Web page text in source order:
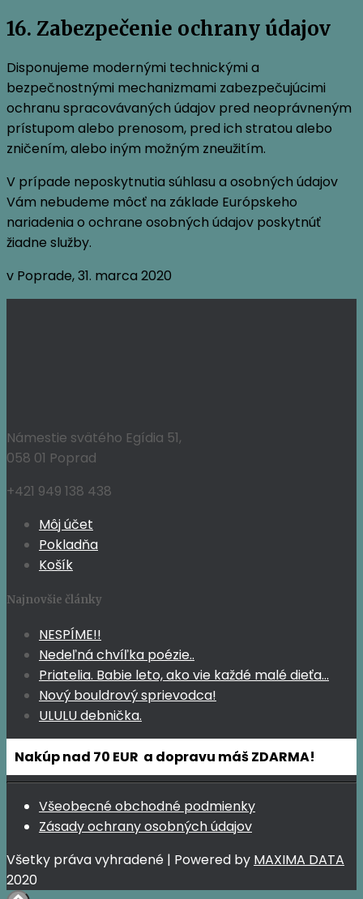
16. Zabezpečenie ochrany údajov
Disponujeme modernými technickými a
bezpečnostnými mechanizmami zabezpečujúcimi
ochranu spracovávaných údajov pred neoprávneným
prístupom alebo prenosom, pred ich stratou alebo
zničením, alebo iným možným zneužitím.
V prípade neposkytnutia súhlasu a osobných údajov
Vám nebudeme môcť na základe Európskeho
nariadenia o ochrane osobných údajov poskytnúť
žiadne služby.
v Poprade, 31. marca 2020
Námestie svätého Egídia 51,
058 01 Poprad
+421 949 138 438
Môj účet
Pokladňa
Košík
Najnovšie články
NESPÍME!!
Nedeľná chvíľka poézie..
Priatelia. Babie leto, ako vie každé malé dieťa…
Nový bouldrový sprievodca!
ULULU debnička.
Nakúp nad 70 EUR a dopravu máš ZDARMA!
Všeobecné obchodné podmienky
Zásady ochrany osobných údajov
Všetky práva vyhradené | Powered by MAXIMA DATA
2020